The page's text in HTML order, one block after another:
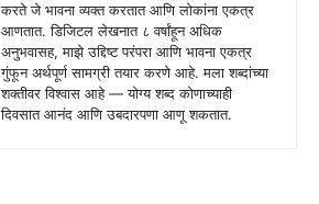
करते जे भावना व्यक्त करतात आणि लोकांना एकत्र
आणतात. डिजिटल लेखनात ८ वर्षांहून अधिक
अनुभवासह, माझे उद्दिष्ट परंपरा आणि भावना एकत्र
गुंफून अर्थपूर्ण सामग्री तयार करणे आहे. मला शब्दांच्या
शक्तीवर विश्वास आहे — योग्य शब्द कोणाच्याही
दिवसात आनंद आणि उबदारपणा आणू शकतात.